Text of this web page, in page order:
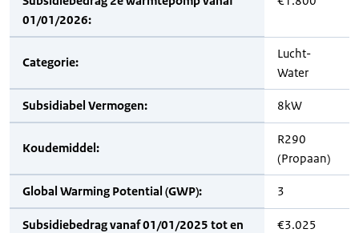
01/01/2026:
Categorie:
Lucht-
Water
Subsidiabel Vermogen: 8kW
Koudemiddel:
R290
(Propaan)
Global Warming Potential (GWP): 3
Subsidiebedrag vanaf 01/01/2025 tot en
€3.025